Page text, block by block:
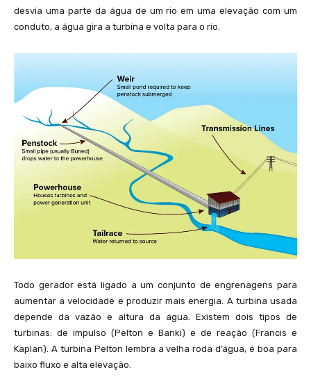
desvia uma parte da água de um rio em uma elevação com um
conduto, a água gira a turbina e volta para o rio.
Todo gerador está ligado a um conjunto de engrenagens para
aumentar a velocidade e produzir mais energia. A turbina usada
depende da vazão e altura da água. Existem dois tipos de
turbinas: de impulso (Pelton e Banki) e de reação (Francis e
Kaplan). A turbina Pelton lembra a velha roda d’água, é boa para
baixo fluxo e alta elevação.